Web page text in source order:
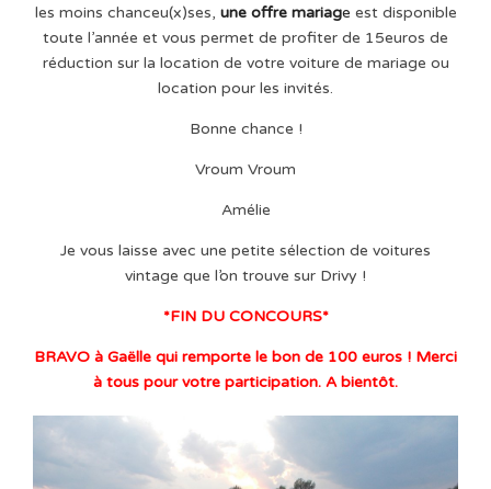
les moins chanceu(x)ses, une offre mariage est disponible
toute l’année et vous permet de profiter de 15euros de
réduction sur la location de votre voiture de mariage ou
location pour les invités.
Bonne chance !
Vroum Vroum
Amélie
Je vous laisse avec une petite sélection de voitures
vintage que l’on trouve sur Drivy !
*FIN DU CONCOURS*
BRAVO à Gaëlle qui remporte le bon de 100 euros ! Merci
à tous pour votre participation. A bientôt.